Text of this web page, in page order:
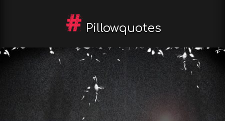
Pillowquotes